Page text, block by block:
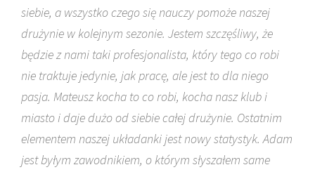
siebie, a wszystko czego się nauczy pomoże naszej
drużynie w kolejnym sezonie. Jestem szczęśliwy, że
będzie z nami taki profesjonalista, który tego co robi
nie traktuje jedynie, jak pracę, ale jest to dla niego
pasja. Mateusz kocha to co robi, kocha nasz klub i
miasto i daje dużo od siebie całej drużynie. Ostatnim
elementem naszej układanki jest nowy statystyk. Adam
jest byłym zawodnikiem, o którym słyszałem same